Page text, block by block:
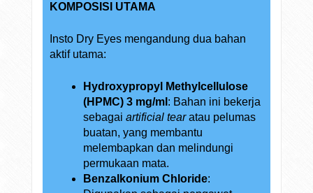
KOMPOSISI UTAMA
Insto Dry Eyes mengandung dua bahan
aktif utama:
Hydroxypropyl Methylcellulose
(HPMC) 3 mg/ml : Bahan ini bekerja
sebagai artificial tearatau pelumas
buatan, yang membantu
melembapkan dan melindungi
permukaan mata.
Benzalkonium Chloride: